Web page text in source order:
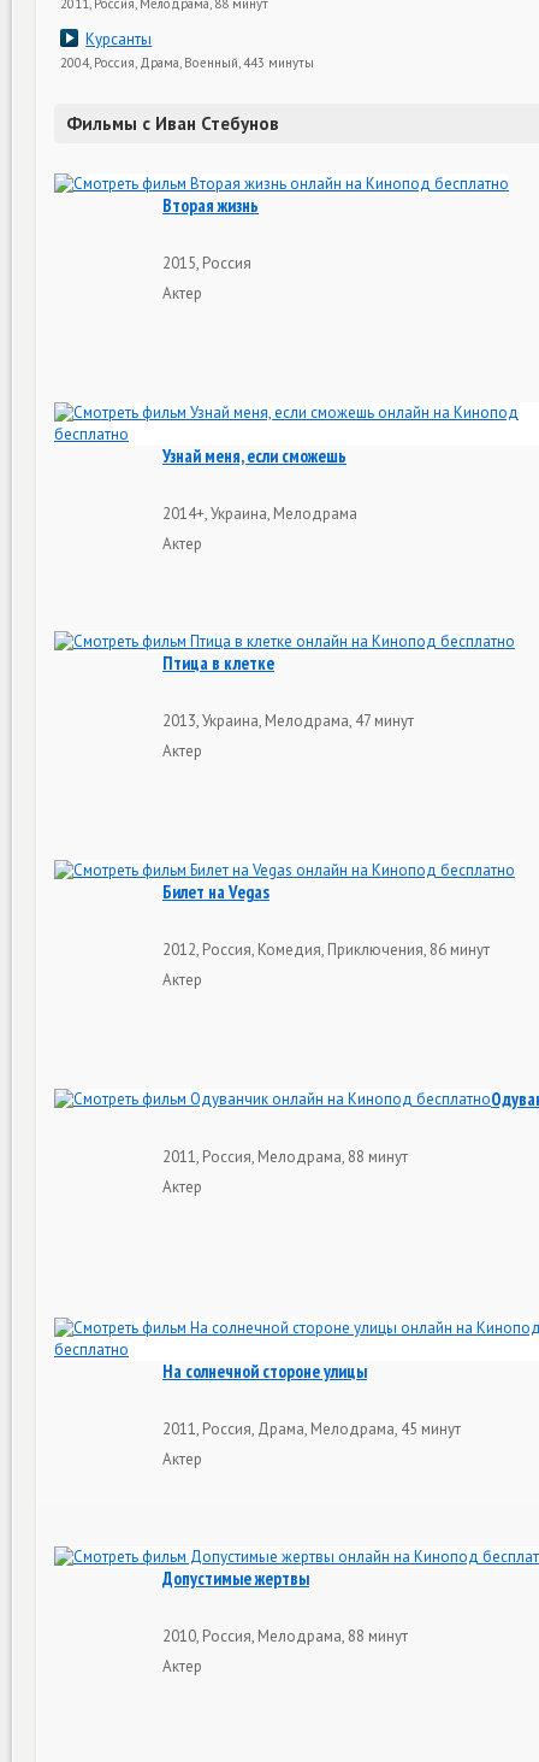
2011, Россия, Мелодрама, 88 минут
Курсанты
2004, Россия, Драма, Военный, 443 минуты
Фильмы с Иван Стебунов
Вторая жизнь
2015, Россия
Актер
Узнай меня, если сможешь
2014+, Украина, Мелодрама
Актер
Птица в клетке
2013, Украина, Мелодрама, 47 минут
Актер
Билет на Vegas
2012, Россия, Комедия, Приключения, 86 минут
Актер
2011, Россия, Мелодрама, 88 минут
Актер
На солнечной стороне улицы
2011, Россия, Драма, Мелодрама, 45 минут
Актер
Допустимые жертвы
2010, Россия, Мелодрама, 88 минут
Актер